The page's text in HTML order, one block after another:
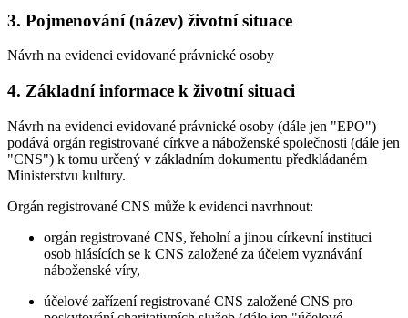
3. Pojmenování (název) životní situace
Návrh na evidenci evidované právnické osoby
4. Základní informace k životní situaci
Návrh na evidenci evidované právnické osoby (dále jen "EPO")
podává orgán registrované církve a náboženské společnosti (dále jen
"CNS") k tomu určený v základním dokumentu předkládaném
Ministerstvu kultury.
Orgán registrované CNS může k evidenci navrhnout:
orgán registrované CNS, řeholní a jinou církevní instituci
osob hlásících se k CNS založené za účelem vyznávání
náboženské víry,
účelové zařízení registrované CNS založené CNS pro